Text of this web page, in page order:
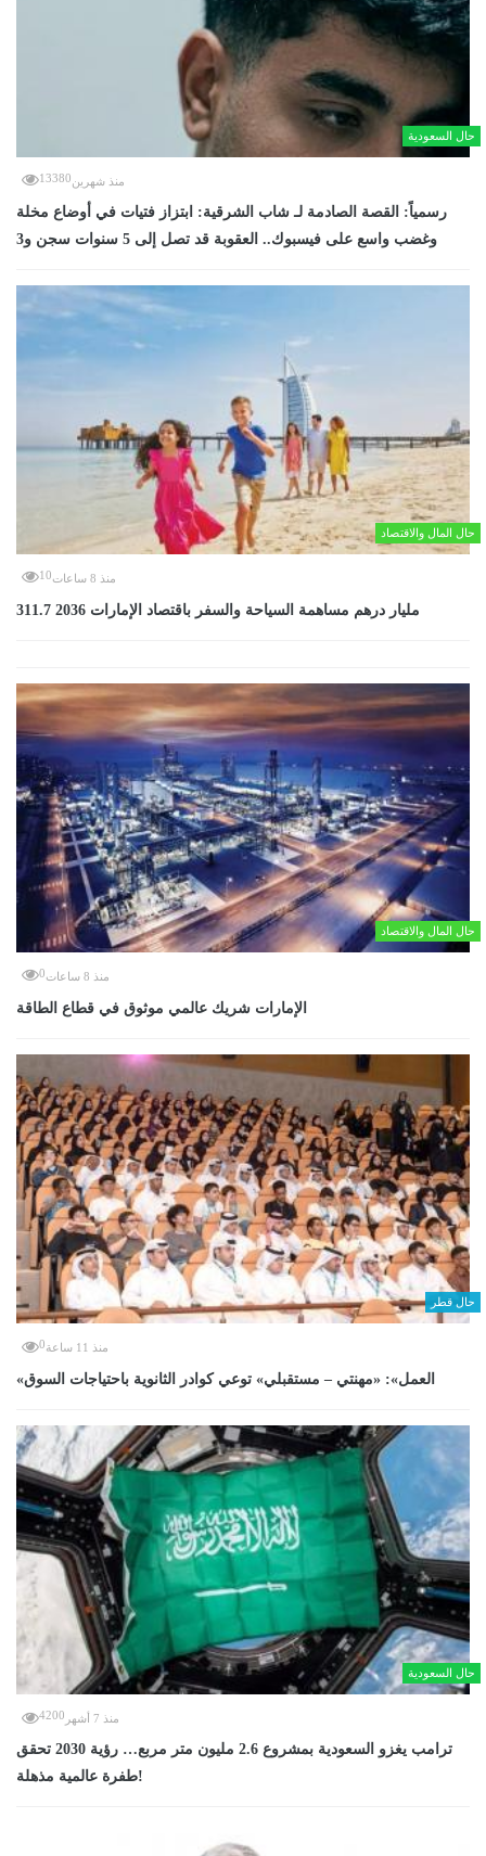
حال السعودية
منذ شهرين13380
رسمياً: القصة الصادمة لـ شاب الشرقية: ابتزاز فتيات في أوضاع مخلة
وغضب واسع على فيسبوك.. العقوبة قد تصل إلى 5 سنوات سجن و3
حال المال والاقتصاد
منذ 8 ساعات 10
311.7 مليار درهم مساهمة السياحة والسفر باقتصاد الإمارات 2036
حال المال والاقتصاد
منذ 8 ساعات 0
الإمارات شريك عالمي موثوق في قطاع الطاقة
حال قطر
منذ 11 ساعة 0
«العمل»: «مهنتي – مستقبلي» توعي كوادر الثانوية باحتياجات السوق
حال السعودية
منذ 7 أشهر 4200
ترامب يغزو السعودية بمشروع 2.6 مليون متر مربع… رؤية 2030 تحقق
طفرة عالمية مذهلة!